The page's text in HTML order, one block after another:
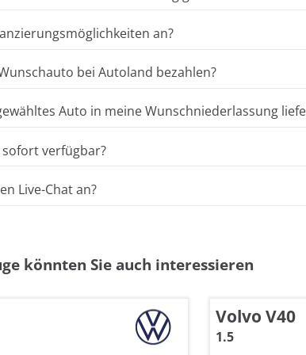
an?
bei Autoland bezahlen?
Auto in meine Wunschniederlassung
sofort verfügbar?
Live-Chat an?
könnten Sie auch interessieren
Volvo V40
1.5